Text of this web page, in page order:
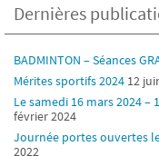
Dernières
BADMINTON – Séances
Mérites sportifs 2024 12
Le samedi 16 mars 2024 –
février 2024
Journée portes ouvertes
2022